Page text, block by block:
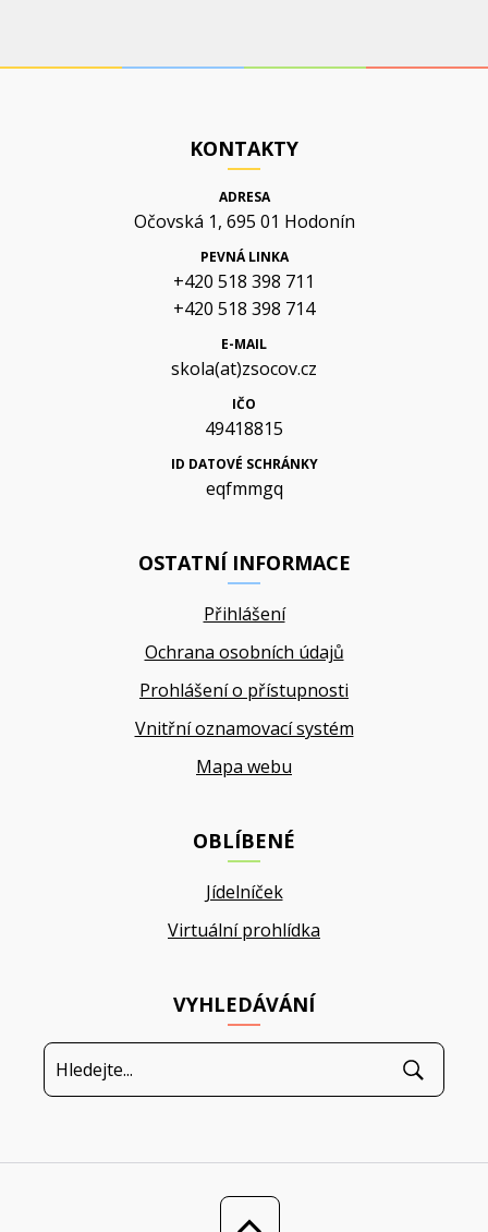
KONTAKTY
ADRESA
Očovská 1, 695 01 Hodonín
PEVNÁ LINKA
+420 518 398 711
+420 518 398 714
E-MAIL
skola(at)zsocov.cz
IČO
49418815
ID DATOVÉ SCHRÁNKY
eqfmmgq
OSTATNÍ INFORMACE
Přihlášení
Ochrana osobních údajů
Prohlášení o přístupnosti
Vnitřní oznamovací systém
Mapa webu
OBLÍBENÉ
Jídelníček
Virtuální prohlídka
VYHLEDÁVÁNÍ